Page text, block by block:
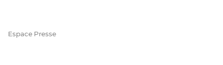
Espace Presse